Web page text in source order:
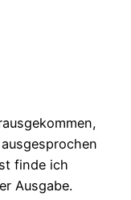
finde ich
Ausgabe.